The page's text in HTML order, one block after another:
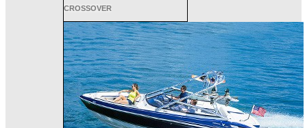
CROSSOVER
ALL SPORT
CROSSOVER